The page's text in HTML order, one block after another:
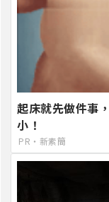
起床就先做件事
小！
PR・新素簡